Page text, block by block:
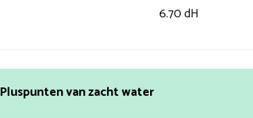
6.70 dH
Pluspunten van zacht water